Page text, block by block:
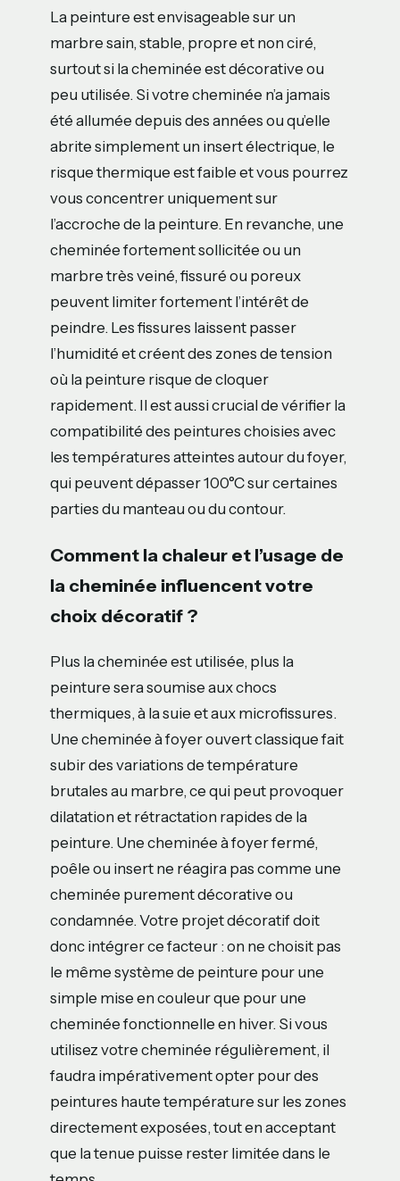
La peinture est envisageable sur un
marbre sain, stable, propre et non ciré,
surtout si la cheminée est décorative ou
peu utilisée. Si votre cheminée n’a jamais
été allumée depuis des années ou qu’elle
abrite simplement un insert électrique, le
risque thermique est faible et vous pourrez
vous concentrer uniquement sur
l’accroche de la peinture. En revanche, une
cheminée fortement sollicitée ou un
marbre très veiné, fissuré ou poreux
peuvent limiter fortement l’intérêt de
peindre. Les fissures laissent passer
l’humidité et créent des zones de tension
où la peinture risque de cloquer
rapidement. Il est aussi crucial de vérifier la
compatibilité des peintures choisies avec
les températures atteintes autour du foyer,
qui peuvent dépasser 100°C sur certaines
parties du manteau ou du contour.
Comment la chaleur et l’usage de
la cheminée influencent votre
choix décoratif ?
Plus la cheminée est utilisée, plus la
peinture sera soumise aux chocs
thermiques, à la suie et aux microfissures.
Une cheminée à foyer ouvert classique fait
subir des variations de température
brutales au marbre, ce qui peut provoquer
dilatation et rétractation rapides de la
peinture. Une cheminée à foyer fermé,
poêle ou insert ne réagira pas comme une
cheminée purement décorative ou
condamnée. Votre projet décoratif doit
donc intégrer ce facteur : on ne choisit pas
le même système de peinture pour une
simple mise en couleur que pour une
cheminée fonctionnelle en hiver. Si vous
utilisez votre cheminée régulièrement, il
faudra impérativement opter pour des
peintures haute température sur les zones
directement exposées, tout en acceptant
que la tenue puisse rester limitée dans le